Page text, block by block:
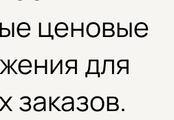
ценовые
для
заказов.